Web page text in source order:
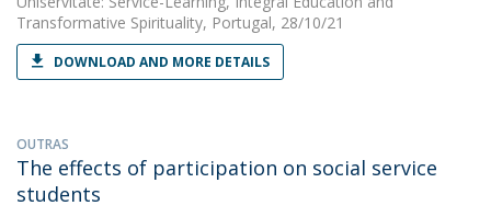
Transformative Spirituality, Portugal, 28/10/21
DOWNLOAD AND MORE DETAILS
OUTRAS
The effects of participation on social service
students